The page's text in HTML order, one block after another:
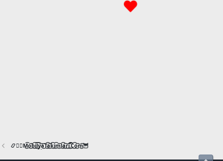
📿🧙‍♂️M͜͡o͜͡b͜͡i͜͡l͜͡y͜͡a͜͡T͜͡a͜͡k͜͡i͜͡m͜͡l͜͡a͜͡r͜͡i͜͡.͜͡C͜͡o͜͡m͜͡🦉